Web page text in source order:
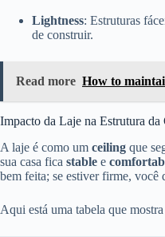
Lightness: Estruturas
de construir.
Read more How to
Impacto da Laje na Estrutura da
A laje é como um ceiling que
sua casa fica stable e
bem feita; se estiver firme, você
Aqui está uma tabela que